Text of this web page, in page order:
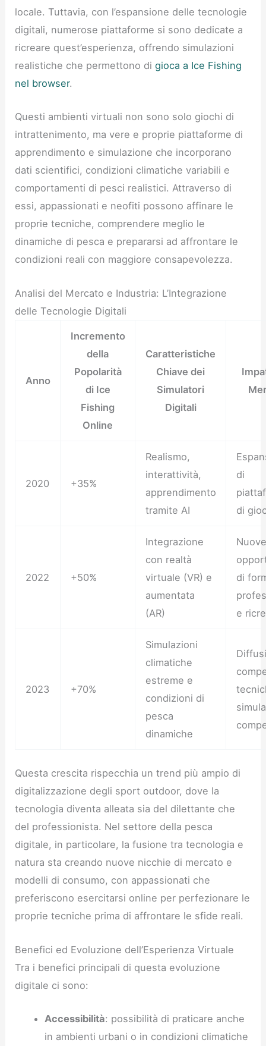
locale. Tuttavia, con l’espansione delle tecnologie
digitali, numerose piattaforme si sono dedicate a
ricreare quest’esperienza, offrendo simulazioni
realistiche che permettono digioca a Ice Fishing
nel browser.
Questi ambienti virtuali non sono solo giochi di
intrattenimento, ma vere e proprie piattaforme di
apprendimento e simulazione che incorporano
dati scientifici, condizioni climatiche variabili e
comportamenti di pesci realistici. Attraverso di
essi, appassionati e neofiti possono affinare le
proprie tecniche, comprendere meglio le
dinamiche di pesca e prepararsi ad affrontare le
condizioni reali con maggiore consapevolezza.
Analisi del Mercato e Industria: L’Integrazione
delle Tecnologie Digitali
Anno
Incremento
della
Popolarità
di Ice
Fishing
Online
Caratteristiche
Chiave dei
Simulatori
Digitali
2020 +35%
Realismo,
interattività,
apprendimento
tramite AI
di
di
2022 +50%
Integrazione
con realtà
virtuale (VR) e
aumentata
(AR)
Nuove
di
e
2023 +70%
Simulazioni
climatiche
estreme e
condizioni di
pesca
dinamiche
Questa crescita rispecchia un trend più ampio di
digitalizzazione degli sport outdoor, dove la
tecnologia diventa alleata sia del dilettante che
del professionista. Nel settore della pesca
digitale, in particolare, la fusione tra tecnologia e
natura sta creando nuove nicchie di mercato e
modelli di consumo, con appassionati che
preferiscono esercitarsi online per perfezionare le
proprie tecniche prima di affrontare le sfide reali.
Benefici ed Evoluzione dell’Esperienza Virtuale
Tra i benefici principali di questa evoluzione
digitale ci sono:
Accessibilità: possibilità di praticare anche
in ambienti urbani o in condizioni climatiche